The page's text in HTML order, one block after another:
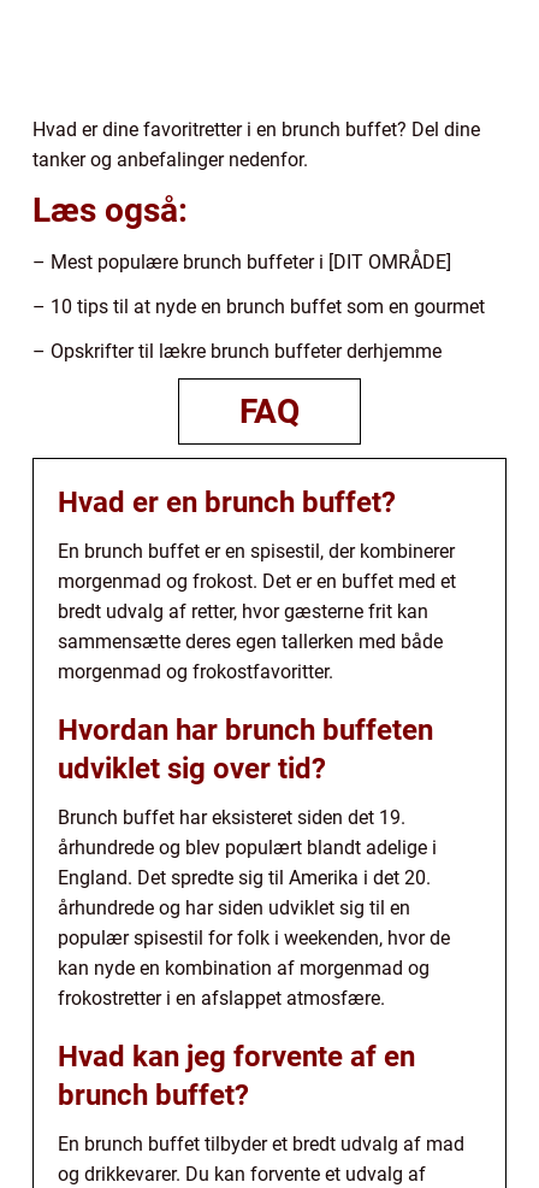
Hvad er dine favoritretter i en brunch buffet? Del dine
tanker og anbefalinger nedenfor.
Læs også:
– Mest populære brunch buffeter i [DIT OMRÅDE]
– 10 tips til at nyde en brunch buffet som en gourmet
– Opskrifter til lækre brunch buffeter derhjemme
FAQ
Hvad er en brunch buffet?
En brunch buffet er en spisestil, der kombinerer
morgenmad og frokost. Det er en buffet med et
bredt udvalg af retter, hvor gæsterne frit kan
sammensætte deres egen tallerken med både
morgenmad og frokostfavoritter.
Hvordan har brunch buffeten
udviklet sig over tid?
Brunch buffet har eksisteret siden det 19.
århundrede og blev populært blandt adelige i
England. Det spredte sig til Amerika i det 20.
århundrede og har siden udviklet sig til en
populær spisestil for folk i weekenden, hvor de
kan nyde en kombination af morgenmad og
frokostretter i en afslappet atmosfære.
Hvad kan jeg forvente af en
brunch buffet?
En brunch buffet tilbyder et bredt udvalg af mad
og drikkevarer. Du kan forvente et udvalg af